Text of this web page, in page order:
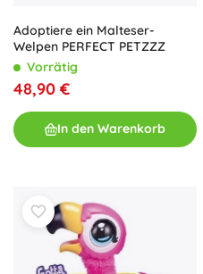
Adoptiere ein Malteser-
Welpen PERFECT PETZZZ
Vorrätig
48,90 €
In den Warenkorb